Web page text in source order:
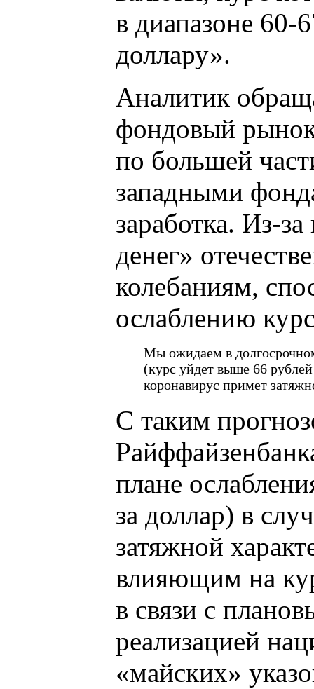
в диапазоне
доллару».
Аналитик
фондовый
по большей
западными
заработка. Из-
денег»
колебаниям,
ослаблению
Мы ожидаем в
(курс уйдет выше 66
коронавирус примет
С таким
плане
за доллар) в
затяжной
влияющим на
в связи с
реализацией
«майских»